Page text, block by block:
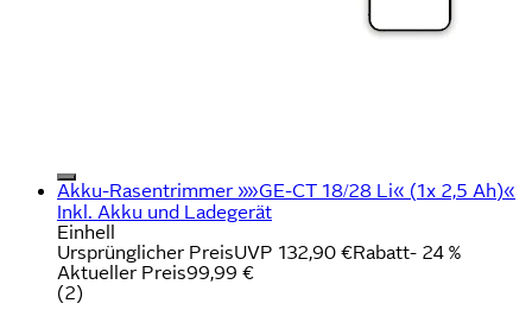
Akku-Rasentrimmer »»GE-CT 18/28 Li« (1x 2,5 Ah)«
Inkl. Akku und Ladegerät
Einhell
Ursprünglicher PreisUVP 132,90 €Rabatt- 24 %
Aktueller Preis99,99 €
(2)